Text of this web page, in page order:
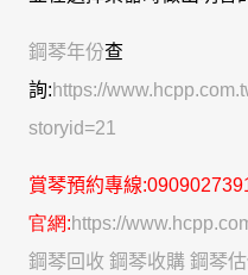
鋼琴年份查
詢:https://
storyid=21
賞琴預約專線
官網:https://
鋼琴回收 鋼琴收購 鋼琴